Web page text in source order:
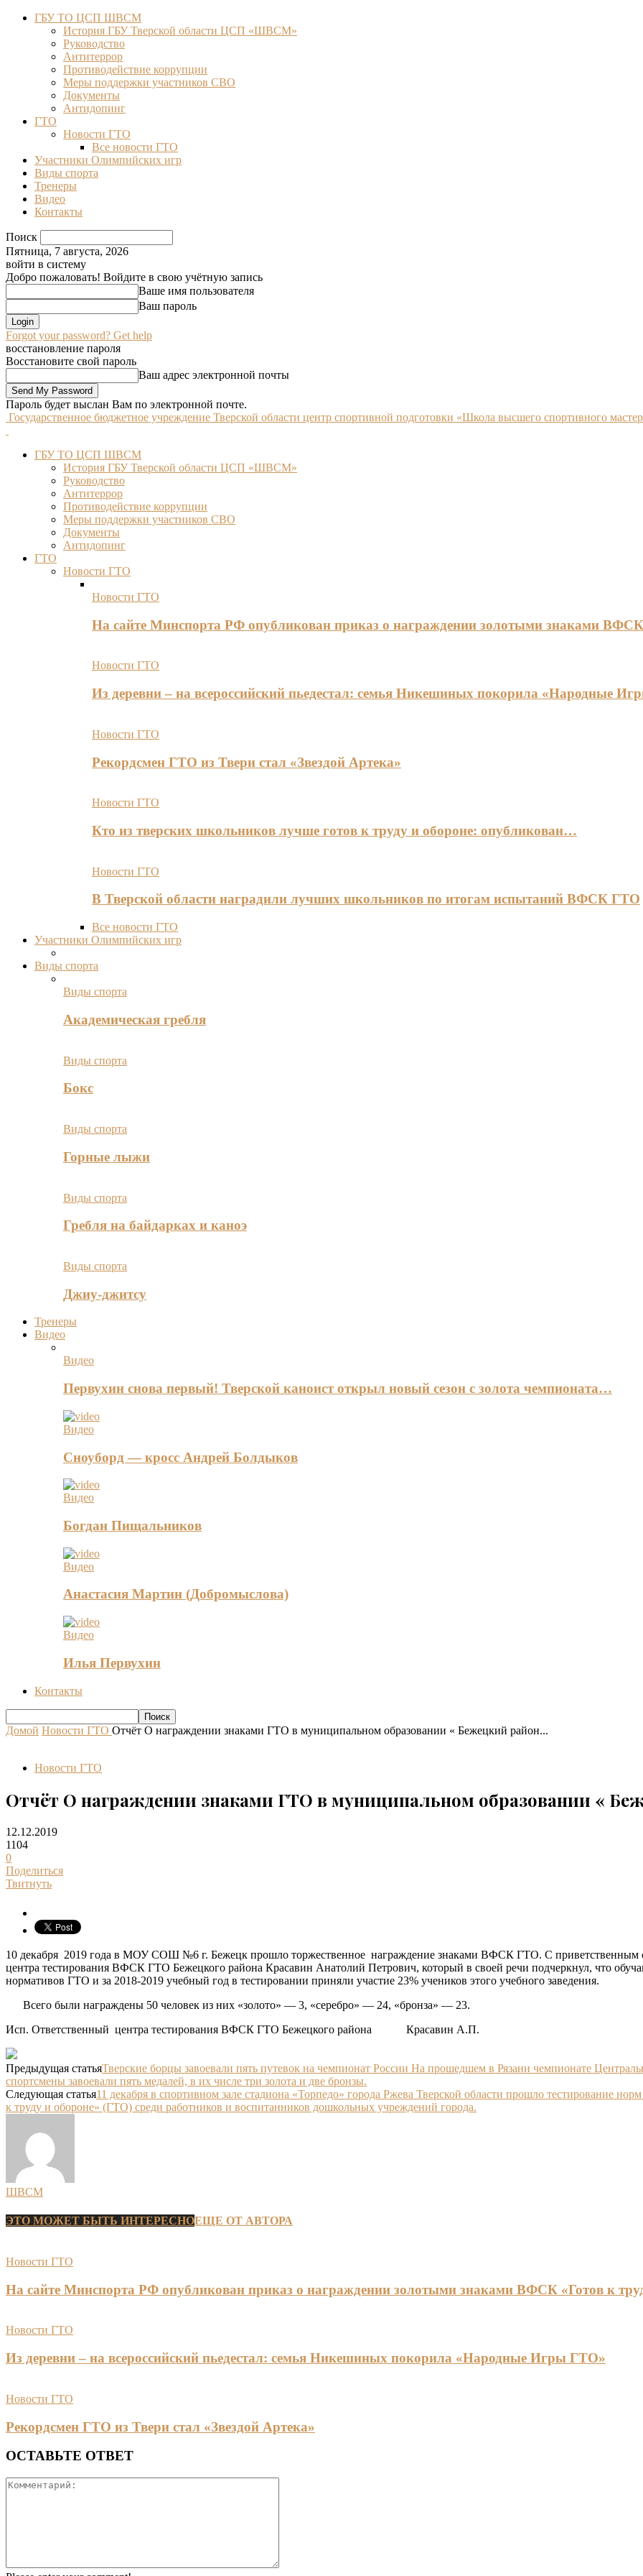
ГБУ ТО ЦСП ШВСМ
История ГБУ Тверской области ЦСП «ШВСМ»
Руководство
Антитеррор
Противодействие коррупции
Меры поддержки участников СВО
Документы
Антидопинг
ГТО
Новости ГТО
Все новости ГТО
Участники Олимпийских игр
Виды спорта
Тренеры
Видео
Контакты
Поиск
Пятница, 7 августа, 2026
войти в систему
Добро пожаловать! Войдите в свою учётную запись
Ваше имя пользователя
Ваш пароль
Forgot your password? Get help
восстановление пароля
Восстановите свой пароль
Ваш адрес электронной почты
Пароль будет выслан Вам по электронной почте.
Государственное бюджетное учреждение Тверской области центр спортивной подготовки «Школа высшего спортивного
ГБУ ТО ЦСП ШВСМ
История ГБУ Тверской области ЦСП «ШВСМ»
Руководство
Антитеррор
Противодействие коррупции
Меры поддержки участников СВО
Документы
Антидопинг
ГТО
Новости ГТО
Новости ГТО
На сайте Минспорта РФ опубликован приказ о награждении золотыми знаками
Новости ГТО
Из деревни – на всероссийский пьедестал: семья Никешиных покорила «Народные
Новости ГТО
Рекордсмен ГТО из Твери стал «Звездой Артека»
Новости ГТО
Кто из тверских школьников лучше готов к труду и обороне: опубликован…
Новости ГТО
В Тверской области наградили лучших школьников по итогам испытаний ВФСК ГТО
Все новости ГТО
Участники Олимпийских игр
Виды спорта
Виды спорта
Академическая гребля
Виды спорта
Бокс
Виды спорта
Горные лыжи
Виды спорта
Гребля на байдарках и каноэ
Виды спорта
Джиу-джитсу
Тренеры
Видео
Видео
Первухин снова первый! Тверской каноист открыл новый сезон с золота чемпионата…
Видео
Сноуборд — кросс Андрей Болдыков
Видео
Богдан Пищальников
Видео
Анастасия Мартин (Добромыслова)
Видео
Илья Первухин
Контакты
Домой Новости ГТО Отчёт О награждении знаками ГТО в муниципальном образовании « Бежецкий район...
Новости ГТО
Отчёт О награждении знаками ГТО в муниципальном образовании «
12.12.2019
1104
0
Поделиться
Твитнуть
10 декабря 2019 года в МОУ СОШ №6 г. Бежецк прошло торжественное награждение знаками ВФСК ГТО. С приветственным
центра тестирования ВФСК ГТО Бежецкого района Красавин Анатолий Петрович, который в своей речи подчеркнул, что
нормативов ГТО и за 2018-2019 учебный год в тестировании приняли участие 23% учеников этого учебного заведения.
Всего были награждены 50 человек из них «золото» — 3, «серебро» — 24, «бронза» — 23.
Исп. Ответственный центра тестирования ВФСК ГТО Бежецкого района Красавин А.П.
Предыдущая статьяТверские борцы завоевали пять путевок на чемпионат России На прошедшем в Рязани чемпионате
спортсмены завоевали пять медалей, в их числе три золота и две бронзы.
Следующая статья11 декабря в спортивном зале стадиона «Торпедо» города Ржева Тверской области прошло тестирование
к труду и обороне» (ГТО) среди работников и воспитанников дошкольных учреждений города.
ШВСМ
ЭТО МОЖЕТ БЫТЬ ИНТЕРЕСНОЕЩЕ ОТ АВТОРА
Новости ГТО
На сайте Минспорта РФ опубликован приказ о награждении золотыми знаками ВФСК «Готов к
Новости ГТО
Из деревни – на всероссийский пьедестал: семья Никешиных покорила «Народные Игры ГТО»
Новости ГТО
Рекордсмен ГТО из Твери стал «Звездой Артека»
ОСТАВЬТЕ ОТВЕТ